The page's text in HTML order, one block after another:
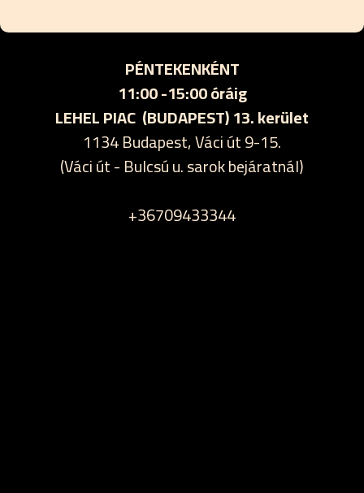
PÉNTEKENKÉNT
11:00 -15:00 óráig
LEHEL PIAC (BUDAPEST) 13. kerület
1134 Budapest, Váci út 9-15.
(Váci út - Bulcsú u. sarok bejáratnál)
+36709433344